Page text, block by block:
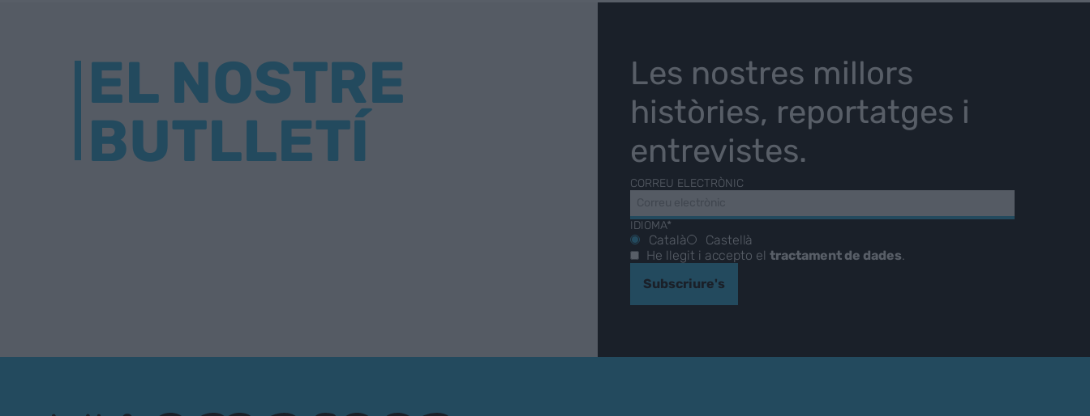
EL NOSTRE
BUTLLETÍ
Les nostres millors
històries, reportatges i
entrevistes.
CORREU ELECTRÒNIC
IDIOMA*
Català
Castellà
He llegit i accepto el tractament de dades.
Subscriure's